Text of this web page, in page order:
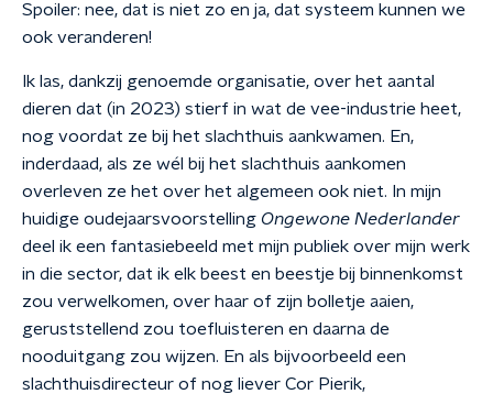
Spoiler: nee, dat is niet zo en ja, dat systeem kunnen we
ook veranderen!
Ik las, dankzij genoemde organisatie, over het aantal
dieren dat (in 2023) stierf in wat de vee-industrie heet,
nog voordat ze bij het slachthuis aankwamen. En,
inderdaad, als ze wél bij het slachthuis aankomen
overleven ze het over het algemeen ook niet. In mijn
huidige oudejaarsvoorstelling Ongewone Nederlander
deel ik een fantasiebeeld met mijn publiek over mijn werk
in die sector, dat ik elk beest en beestje bij binnenkomst
zou verwelkomen, over haar of zijn bolletje aaien,
geruststellend zou toefluisteren en daarna de
nooduitgang zou wijzen. En als bijvoorbeeld een
slachthuisdirecteur of nog liever Cor Pierik,